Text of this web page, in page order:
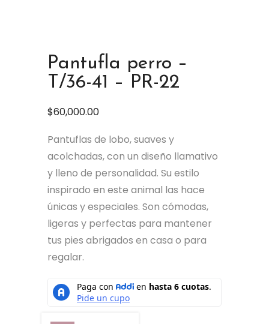
Pantufla perro –
T/36-41 – PR-22
$60,000.00
Pantuflas de lobo, suaves y
acolchadas, con un diseño llamativo
y lleno de personalidad. Su estilo
inspirado en este animal las hace
únicas y especiales. Son cómodas,
ligeras y perfectas para mantener
tus pies abrigados en casa o para
regalar.